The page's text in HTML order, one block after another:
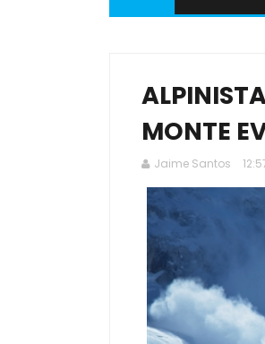
MONTE
Jaime Santos